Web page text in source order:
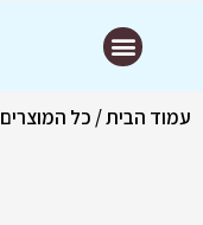
תפריט
עמוד הבית/ כל המוצרים